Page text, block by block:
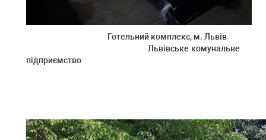
Готельний комплекс, м. Львів
Львівське комунальне
підприємство